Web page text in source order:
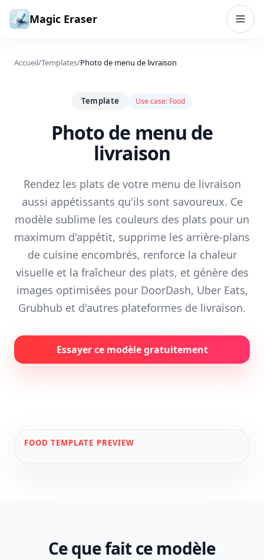
Aller au contenu
Magic Eraser
Accueil/Templates/Photo de menu de livraison
Template Use case: Food
Photo de menu de
livraison
Rendez les plats de votre menu de livraison
aussi appétissants qu'ils sont savoureux. Ce
modèle sublime les couleurs des plats pour un
maximum d'appétit, supprime les arrière-plans
de cuisine encombrés, renforce la chaleur
visuelle et la fraîcheur des plats, et génère des
images optimisées pour DoorDash, Uber Eats,
Grubhub et d'autres plateformes de livraison.
Essayer ce modèle gratuitement
FOOD TEMPLATE PREVIEW
Ce que fait ce modèle